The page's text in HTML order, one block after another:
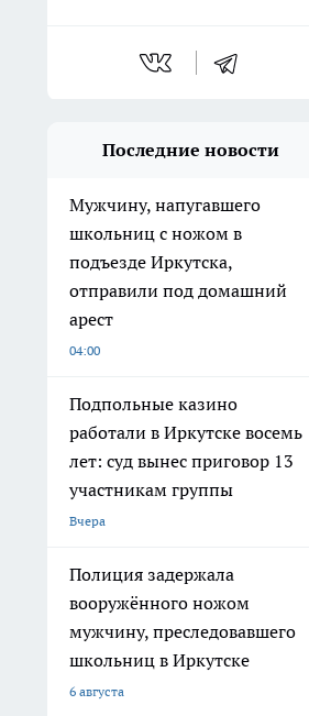
Последние новости
Мужчину, напугавшего
школьниц с ножом в
подъезде Иркутска,
отправили под домашний
арест
04:00
Подпольные казино
работали в Иркутске восемь
лет: суд вынес приговор 13
участникам группы
Вчера
Полиция задержала
вооружённого ножом
мужчину, преследовавшего
школьниц в Иркутске
6 августа